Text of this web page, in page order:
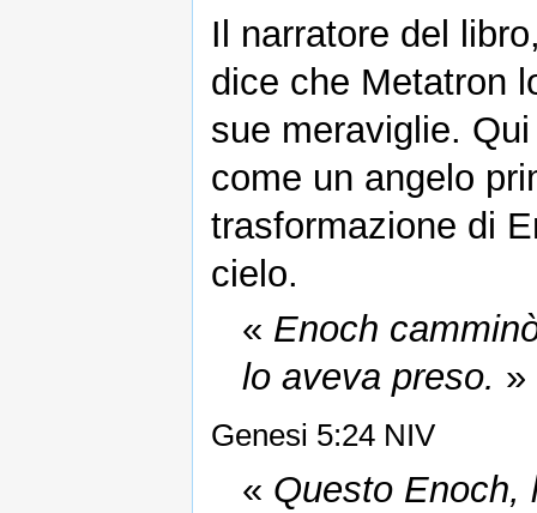
Il narratore del
dice che Metatron
sue meraviglie.
come un angelo
trasformazione di
cielo.
« Enoch
lo aveva preso. »
Genesi 5:24 NIV
« Questo Enoch,